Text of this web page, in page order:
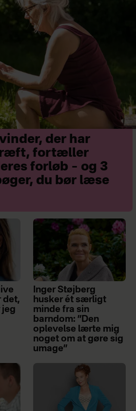
der har
fortæller
forløb – og 3
du bør læse
det,
jeg
Inger Støjberg
husker ét særligt
minde fra sin
barndom: ”Den
oplevelse lærte mig
noget om at gøre sig
umage”